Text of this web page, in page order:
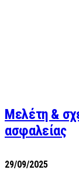
Μελέτη &
ασφαλείας
29/09/2025